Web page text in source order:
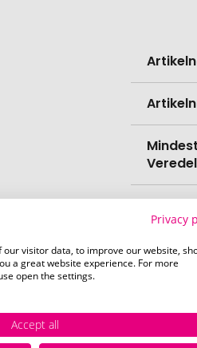
Marke
Privacy
visitor data, to improve our website,
a great website experience. For more
open the settings.
Accept all